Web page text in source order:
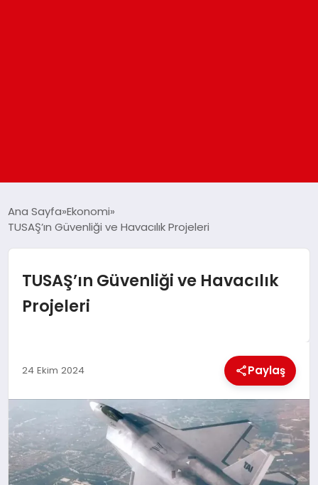
DÜNYA
EKONOMI
MAGAZIN
SAĞLIK
Ana Sayfa Ekonomi
TUSAŞ’ın Güvenliği ve Havacılık Projeleri
TUSAŞ’ın Güvenliği ve Havacılık
Projeleri
24 Ekim 2024 Paylaş